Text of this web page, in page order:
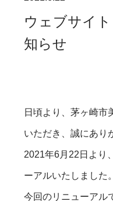
ウェブサイ
知らせ
日頃より、茅ヶ崎市
いただき、誠にあり
2021年6月22日より
ーアルいたしました。
今回のリニューアル